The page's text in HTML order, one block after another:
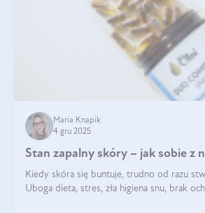
Maria Knapik
4 gru 2025
Stan zapalny skóry – jak sobie z
Kiedy skóra się buntuje, trudno od razu
Uboga dieta, stres, zła higiena snu, brak